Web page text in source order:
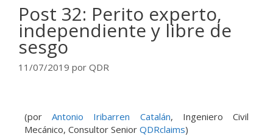
Post 32: Perito experto,
independiente y libre de
sesgo
11/07/2019 por QDR
(porAntonio Iribarren Catalán, Ingeniero Civil
Mecánico, Consultor Senior QDRclaims)